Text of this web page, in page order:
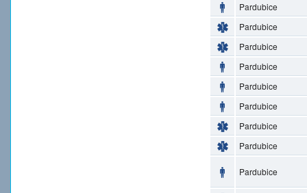
Pardubice
Pardubice
Pardubice
Pardubice
Pardubice
Pardubice
Pardubice
Pardubice
Pardubice